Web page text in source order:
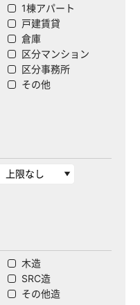
1棟アパート
戸建賃貸
倉庫
区分マンション
区分事務所
その他
木造
SRC造
その他造